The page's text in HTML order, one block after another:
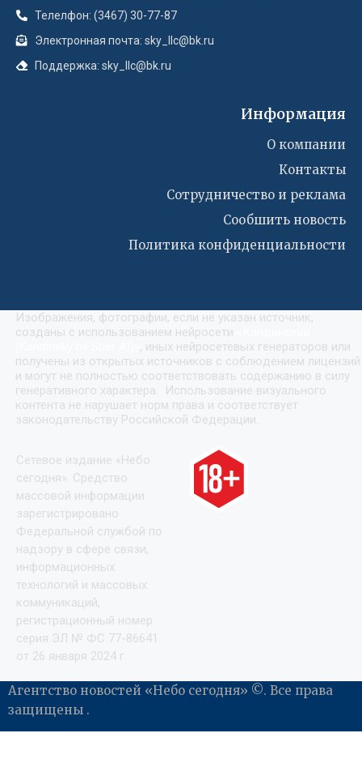
Телелфон: (3467) 30-77-87
Электронная почта: sky_llc@bk.ru
Поддержка: sky_llc@bk.ru
Информация
О компании
Контакты
Сотрудничество и реклама
Сообшить новость
Политика конфиденциальности
Изображения, фотографии, если не указан источник,
созданы с использованием нейросети
, иных нейросетевых генераторов или
получены из открытых источников с соблюдением лицензий
и могут не полностью соответствовать содержанию в силу
генеративного характера. Использование визуального
контента не нарушает норм права и соответствует
законодательству Российской Федерации.
Сетевое издание «Небо
сегодня». Средство
массовой информации
зарегистрировано
Федеральной службой по
надзору в сфере связи,
информационных
технологий и массовых
коммуникаций,
регистрационный номер
серия ЭЛ № ФС 77-86641
от 26 января 2024 г.
Агентство новостей «Небо сегодня» ©. Все права
защищены .